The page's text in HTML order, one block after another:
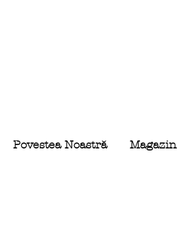
Povestea Noastră Magazin